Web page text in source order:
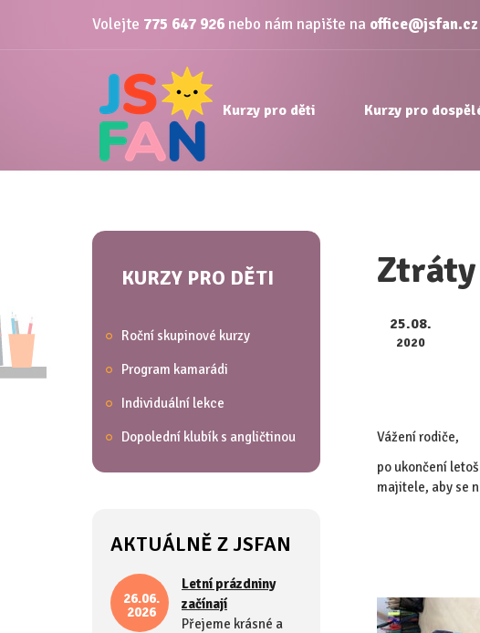
Volejte 775 647 926 nebo nám napište na office@jsfan.cz
Kurzy pro děti Kurzy pro
Ztráty
25.08.
2020
Vážení rodiče,
po ukončení
majitele, aby se
KURZY PRO DĚTI
Roční skupinové kurzy
Program kamarádi
Individuální lekce
Dopolední klubík s angličtinou
AKTUÁLNĚ Z JSFAN
26.06.
2026
Letní prázdniny
začínají
Přejeme krásné a